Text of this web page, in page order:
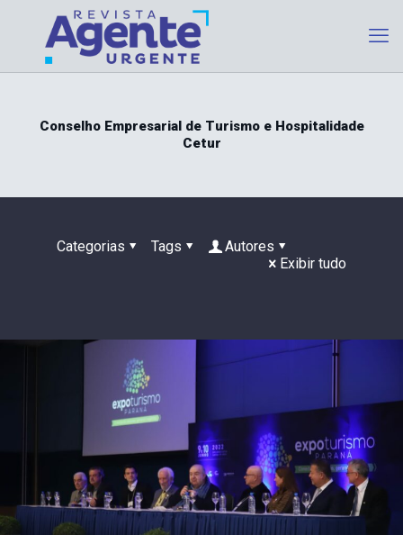
Conselho Empresarial de Turismo e Hospitalidade
Cetur
Categorias Tags
Autores
Exibir tudo